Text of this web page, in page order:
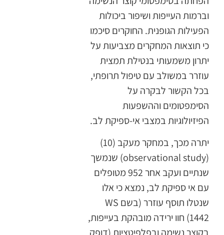
וברמות העייפות ושיפור ביכולות
הפעילות הגופנית. החוקרים סיכמו
כי תוצאות המחקרים מצביעות על
יתרון משמעותי בנטילת תמצית
עוזרר במשולב עם טיפול תרופתי,
בכל הקשור לבקרה על
הסימפטומים וההשפעות
הפיזיולוגיות במצבי אי-ספיקת לב.
יתרה מכך, במחקר מעקב (10)
(observational study) שנמשך
שנתיים ועקב אחר 952 מטופלים
עם אי ספיקת לב, נמצא כי אלו
שנטלו תוסף עוזרר (בשם WS
1442) חוו ירידה מובהקת בעייפות,